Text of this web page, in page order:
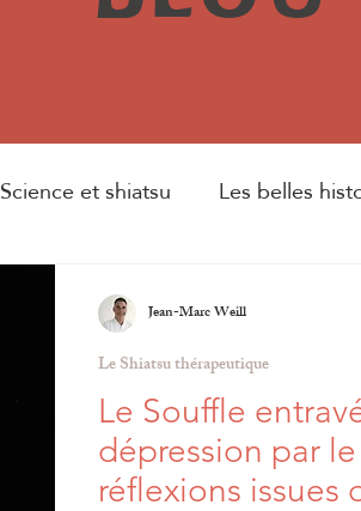
Science et shiatsu Les belles
Le Souffle
dépression par
réflexions issues
Le Shiatsu thérapeutique
Jean-Marc Weill